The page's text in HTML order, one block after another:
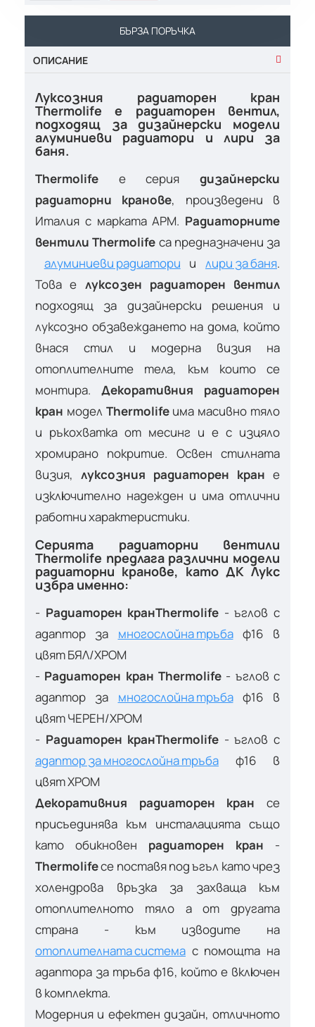
БЪРЗА ПОРЪЧКА
ОПИСАНИЕ
Луксозния радиаторен кран
Thermolife е радиаторен вентил,
подходящ за дизайнерски модели
алуминиеви радиатори и лири за
баня.
Thermolife е серия дизайнерски
радиаторни кранове, произведени в
Италия с марката APM. Радиаторните
вентили Thermolife са предназначени за
алуминиеви радиатори илири за баня.
Това е луксозен радиаторен вентил
подходящ за дизайнерски решения и
луксозно обзавеждането на дома, който
внася стил и модерна визия на
отоплителните тела, към които се
монтира. Декоративния радиаторен
кран модел Thermolifeима масивно тяло
и ръкохватка от месинг и е с изцяло
хромирано покритие. Освен стилната
визия, луксозния радиаторен кран е
изключително надежден и има отлични
работни характеристики.
Серията радиаторни вентили
Thermolife предлага различни модели
радиаторни кранове, като ДК Лукс
избра именно:
- Радиаторен кранThermolife - ъглов с
адаптор за многослойна тръбаф16 в
цвят БЯЛ/ХРОМ
- Радиаторен кран Thermolife - ъглов с
адаптор за многослойна тръбаф16 в
цвят ЧЕРЕН/ХРОМ
- Радиаторен кранThermolife - ъглов с
адаптор за многослойна тръба ф16 в
цвят ХРОМ
Декоративния радиаторен кран се
присъединява към инсталацията също
като обикновен радиаторен кран -
Thermolifeсе поставя под ъгъл като чрез
холендрова връзка за захваща към
отоплителното тяло а от другата
страна - към изводите на
отоплителната система с помощта на
адаптора за тръба ф16, който е включен
в комплекта.
Модерния и ефектен дизайн, отличното